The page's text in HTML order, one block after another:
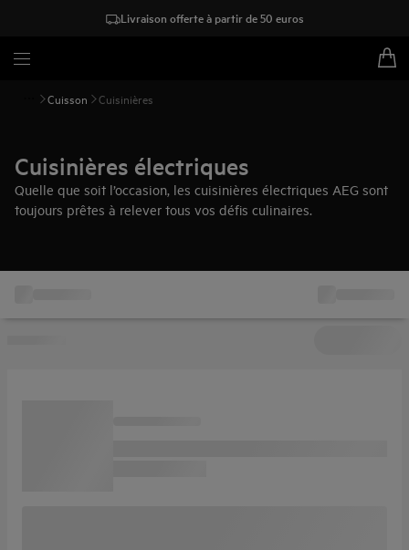
Livraison offerte à partir de 50 euros
Cuisson Cuisinières
Cuisinières électriques
Quelle que soit l’occasion, les cuisinières électriques AEG sont
toujours prêtes à relever tous vos défis culinaires.